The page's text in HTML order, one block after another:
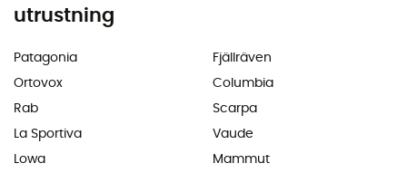
utrustning
Patagonia
Ortovox
Rab
La Sportiva
Lowa
Fjällräven
Columbia
Scarpa
Vaude
Mammut